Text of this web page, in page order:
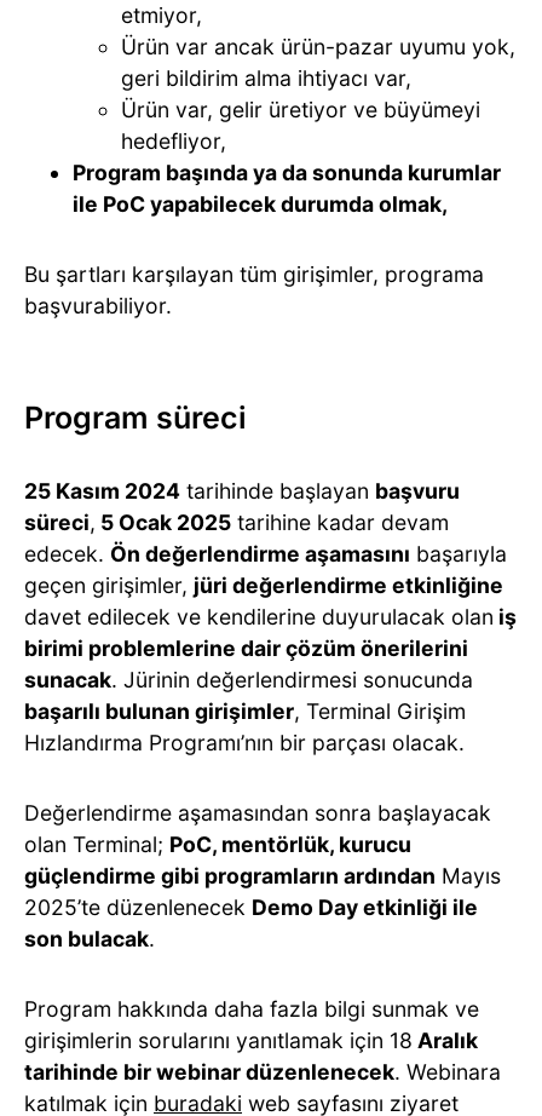
etmiyor,
Ürün var ancak ürün-pazar uyumu yok,
geri bildirim alma ihtiyacı var,
Ürün var, gelir üretiyor ve büyümeyi
hedefliyor,
Program başında ya da sonunda kurumlar
ile PoC yapabilecek durumda olmak,
Bu şartları karşılayan tüm girişimler, programa
başvurabiliyor.
Program süreci
25 Kasım 2024 tarihinde başlayan başvuru
süreci, 5 Ocak 2025 tarihine kadar devam
edecek. Ön değerlendirme aşamasını başarıyla
geçen girişimler, jüri değerlendirme etkinliğine
davet edilecek ve kendilerine duyurulacak olan iş
birimi problemlerine dair çözüm önerilerini
sunacak. Jürinin değerlendirmesi sonucunda
başarılı bulunan girişimler, Terminal Girişim
Hızlandırma Programı’nın bir parçası olacak.
Değerlendirme aşamasından sonra başlayacak
olan Terminal; PoC, mentörlük, kurucu
güçlendirme gibi programların ardından Mayıs
2025’te düzenlenecek Demo Day etkinliği ile
son bulacak.
Program hakkında daha fazla bilgi sunmak ve
girişimlerin sorularını yanıtlamak için 18 Aralık
tarihinde bir webinar düzenlenecek. Webinara
katılmak için buradaki web sayfasını ziyaret